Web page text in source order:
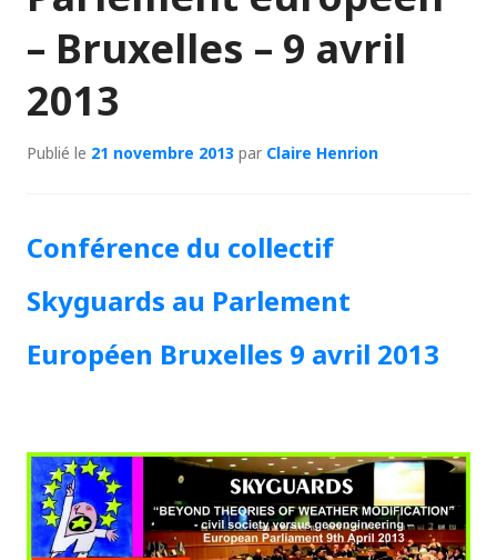
– Bruxelles – 9 avril
2013
Publié le 21 novembre 2013 par Claire Henrion
Conférence du collectif
Skyguards au Parlement
Européen Bruxelles 9 avril 2013